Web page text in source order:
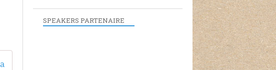
Course Alstom 2014 - Les Courses Atlantiques d'Alstom -
SPEAKERS PARTENAIRE